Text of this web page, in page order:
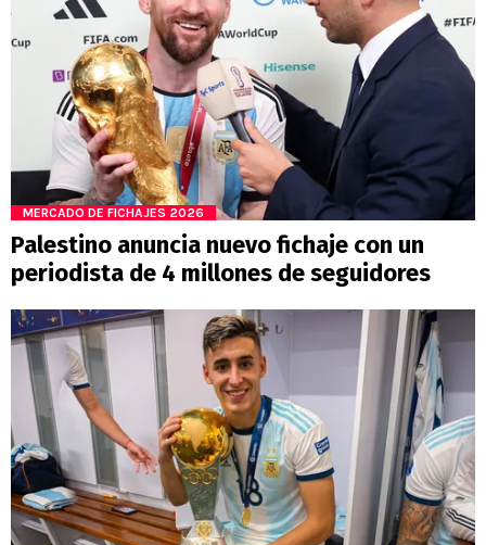
MERCADO DE FICHAJES 2026
Palestino anuncia nuevo fichaje con un
periodista de 4 millones de seguidores